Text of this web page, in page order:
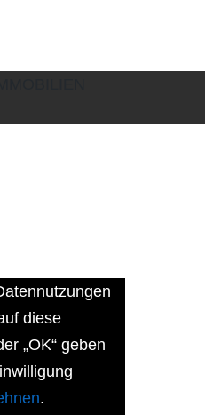
diese
„OK“ geben
.